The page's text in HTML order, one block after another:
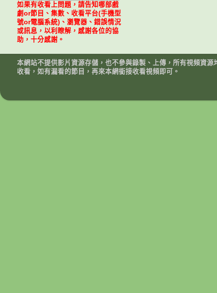
如果有收看上問題，請告知哪部戲
劇or節目、集數、收看平台(手機型
號or電腦系統)、瀏覽器、錯誤情況
或訊息，以利瞭解，感謝各位的協
助，十分感謝。
本網站不提供影片資源存儲，也不參與錄製、上傳，所有視頻資
收看，如有漏看的節目，再來本網銜接收看視頻即可。